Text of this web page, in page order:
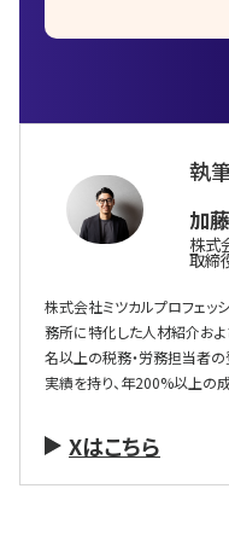
執
加
株式
取締
株式会社ミツカルプロフェッ
務所に特化した人材紹介お
名以上の税務・労務担当者
実績を持り、年200%以上の
Xはこちら